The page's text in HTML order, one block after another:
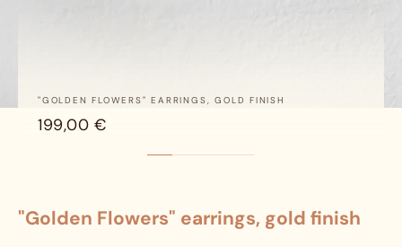
"GOLDEN FLOWERS" EARRINGS, GOLD FINISH
199,00 €
"Golden Flowers" earrings, gold finish